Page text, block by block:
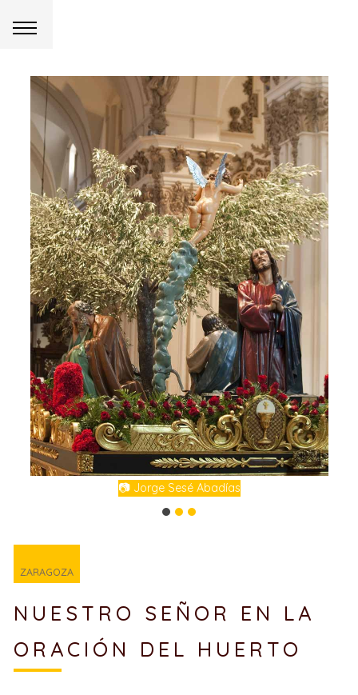
📷 Jorge Sesé Abadías
ZARAGOZA
NUESTRO SEÑOR EN LA
ORACIÓN DEL HUERTO